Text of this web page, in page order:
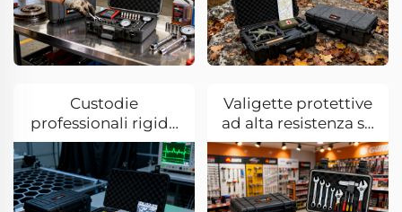
Custodie
professionali rigide
protettive per settore
dell’imaging termico
a infrarossi e
dell’optoelettronica
Valigette protettive
ad alta resistenza su
misura per il settore
degli utensili
manuali e
dell'hardware.